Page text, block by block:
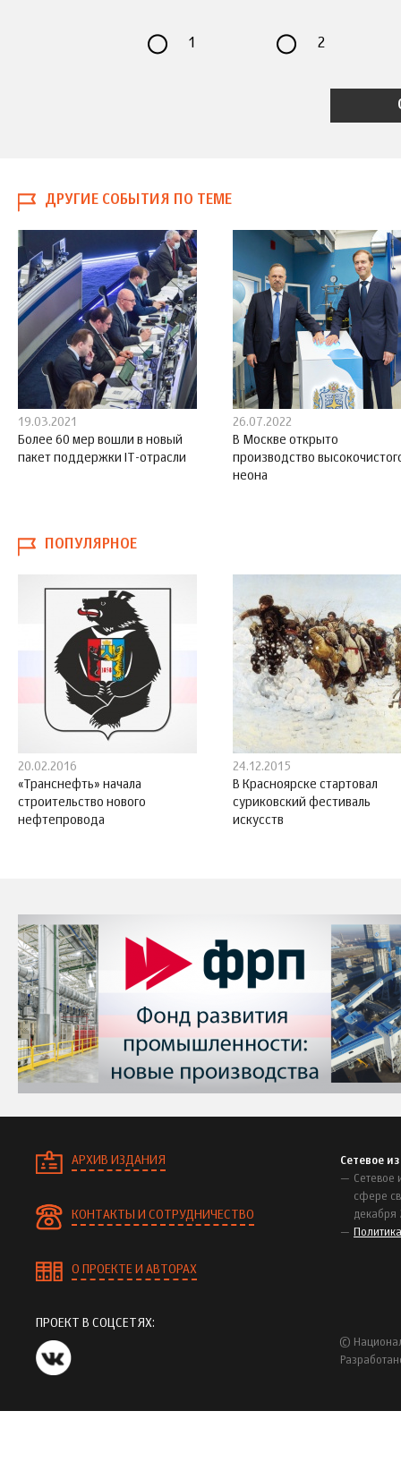
1 2
ДРУГИЕ СОБЫТИЯ ПО ТЕМЕ
19.03.2021
Более 60 мер вошли в новый
пакет поддержки IT-отрасли
26.07.2022
В Москве открыто
производство
неона
ПОПУЛЯРНОЕ
20.02.2016
«Транснефть» начала
строительство нового
нефтепровода
24.12.2015
В Красноярске стартовал
суриковский фестиваль
искусств
АРХИВ ИЗДАНИЯ
КОНТАКТЫ И СОТРУДНИЧЕСТВО
О ПРОЕКТЕ И АВТОРАХ
Сетевое
Сетевое
сфере
декабря
ПРОЕКТ В СОЦСЕТЯХ:
©